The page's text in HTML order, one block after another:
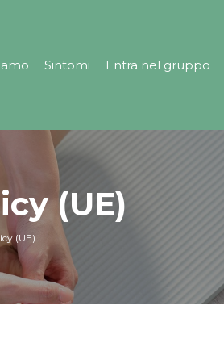
Sintomi Entra nel gruppo
(UE)
(UE)